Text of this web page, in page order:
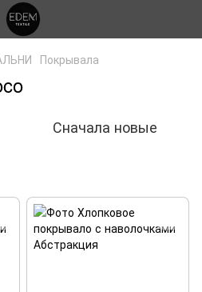
Покрывала
Сначала новые